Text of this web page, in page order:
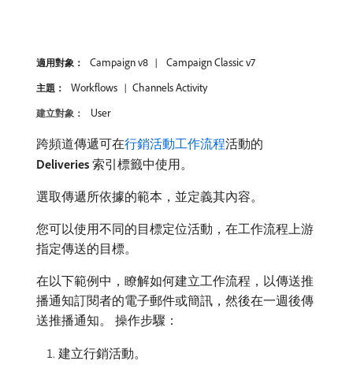
適用對象： Campaign v8 Campaign Classic v7
主題： Workflows Channels Activity
建立對象： User
跨頻道傳遞可在行銷活動工作流程活動的​
Deliveries ​索引標籤中使用。
選取傳遞所依據的範本，並定義其內容。
您可以使用不同的目標定位活動，在工作流程上游
指定傳送的目標。
在以下範例中，瞭解如何建立工作流程，以傳送推
播通知訂閱者的電子郵件或簡訊，然後在一週後傳
送推播通知。 操作步驟：
建立行銷活動。